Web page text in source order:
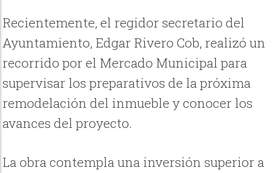
Recientemente, el regidor secretario del
Ayuntamiento, Edgar Rivero Cob, realizó un
recorrido por el Mercado Municipal para
supervisar los preparativos de la próxima
remodelación del inmueble y conocer los
avances del proyecto.
La obra contempla una inversión superior a